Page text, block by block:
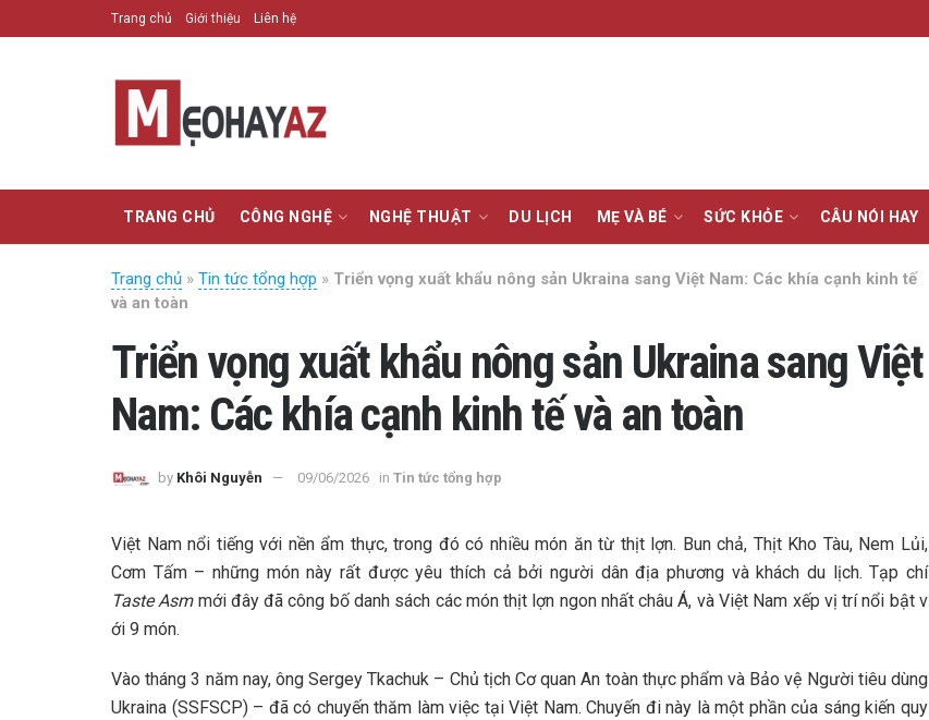
Trang chủ Giới thiệu Liên hệ
TRANG CHỦ CÔNG NGHỆ NGHỆ THUẬT DU LỊCH MẸ VÀ BÉ SỨC KHỎE CÂU NÓI HAY
Trang chủ » Tin tức tổng hợp » Triển vọng xuất khẩu nông sản Ukraina sang Việt Nam: Các khía cạnh kinh tế
và an toàn
Triển vọng xuất khẩu nông sản Ukraina sang Việt
Nam: Các khía cạnh kinh tế và an toàn
by Khôi Nguyễn 09/06/2026 in Tin tức tổng hợp
Việt Nam nổi tiếng với nền ẩm thực, trong đó có nhiều món ăn từ thịt lợn. Bun chả, Thịt Kho Tàu, Nem Lủi,
Cơm Tấm – những món này rất được yêu thích cả bởi người dân địa phương và khách du lịch. Tạp chí
Taste Asmmới đây đã công bố danh sách các món thịt lợn ngon nhất châu Á, và Việt Nam xếp vị trí nổi bật v
ới 9 món.
Vào tháng 3 năm nay, ông Sergey Tkachuk – Chủ tịch Cơ quan An toàn thực phẩm và Bảo vệ Người tiêu dùng
Ukraina (SSFSCP) – đã có chuyến thăm làm việc tại Việt Nam. Chuyến đi này là một phần của sáng kiến quy